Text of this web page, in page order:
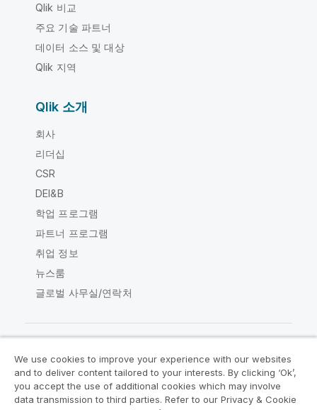
Qlik 비교
주요 기술 파트너
데이터 소스 및 대상
Qlik 지역
Qlik 소개
회사
리더십
CSR
DEI&B
학업 프로그램
파트너 프로그램
취업 정보
뉴스룸
글로벌 사무실/연락처
Qlik Community
법적 계약 제품 약관 Legal Policies
We use cookies to improve your experience with our websites
and to deliver content tailored to your interests. By clicking ‘Ok’,
you accept the use of additional cookies which may involve
data transmission to third parties. Refer to our Privacy & Cookie